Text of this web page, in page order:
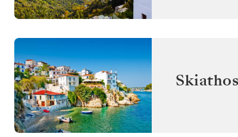
Skiathos